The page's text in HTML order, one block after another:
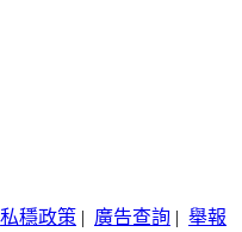
私穩政策 | 廣告查詢 | 舉報